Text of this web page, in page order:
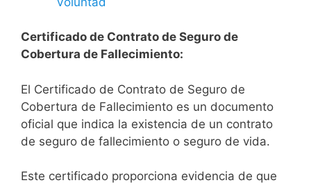
Certificado de Contrato de Seguro de
Cobertura de Fallecimiento:
El Certificado de Contrato de Seguro de
Cobertura de Fallecimiento es un documento
oficial que indica la existencia de un contrato
de seguro de fallecimiento o seguro de vida.
Este certificado proporciona evidencia de que